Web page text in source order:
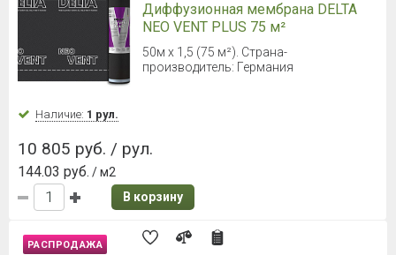
Диффузионная мембрана DELTA
NEO VENT PLUS 75 м²
50м х 1,5 (75 м²). Страна-
производитель: Германия
Наличие: 1 рул.
10 805 руб. / рул.
144.03 руб. / м2
В корзину
РАСПРОДАЖА